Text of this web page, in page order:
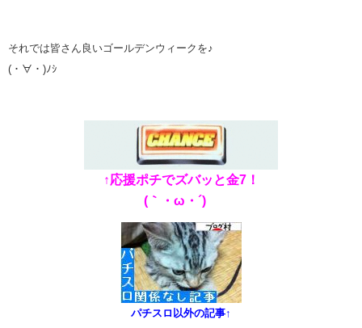
それでは皆さん良いゴールデンウィークを♪
(・∀・)ﾉｼ
↑応援ポチでズバッと金7！
(｀・ω・´)ゞ
パチスロ以外の記事↑